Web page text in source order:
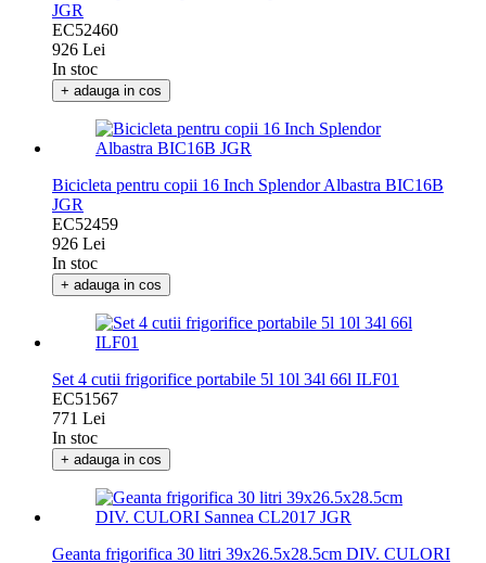
Bicicleta pentru copii 16 Inch Splendor Mov BIC16MOV
JGR
EC52460
926 Lei
In stoc
Bicicleta pentru copii 16 Inch Splendor Albastra BIC16B
JGR
EC52459
926 Lei
In stoc
Set 4 cutii frigorifice portabile 5l 10l 34l 66l ILF01
EC51567
771 Lei
In stoc